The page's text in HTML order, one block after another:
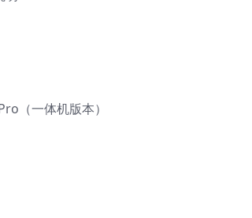
（一体机版本）